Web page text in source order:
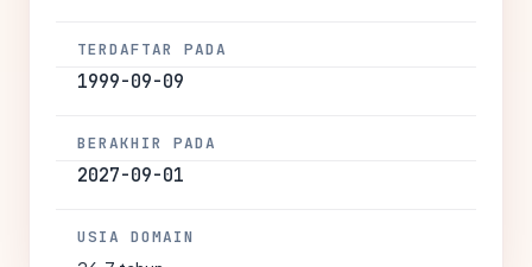
TERDAFTAR PADA
1999-09-09
BERAKHIR PADA
2027-09-01
USIA DOMAIN